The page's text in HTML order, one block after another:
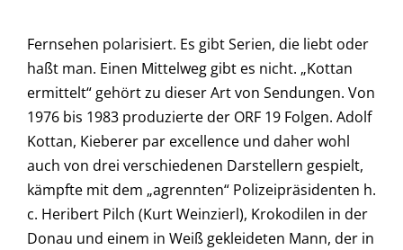
Fernsehen polarisiert. Es gibt Serien, die liebt oder
haßt man. Einen Mittelweg gibt es nicht. „Kottan
ermittelt“ gehört zu dieser Art von Sendungen. Von
1976 bis 1983 produzierte der ORF 19 Folgen. Adolf
Kottan, Kieberer par excellence und daher wohl
auch von drei verschiedenen Darstellern gespielt,
kämpfte mit dem „agrennten“ Polizeipräsidenten h.
c. Heribert Pilch (Kurt Weinzierl), Krokodilen in der
Donau und einem in Weiß gekleideten Mann, der in